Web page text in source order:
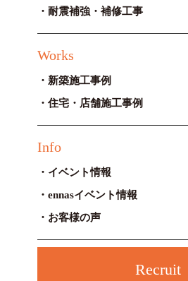
耐震補強・補修工事
Works
新築施工事例
住宅・店舗施工事例
Info
イベント情報
ennasイベント情報
お客様の声
Recruit